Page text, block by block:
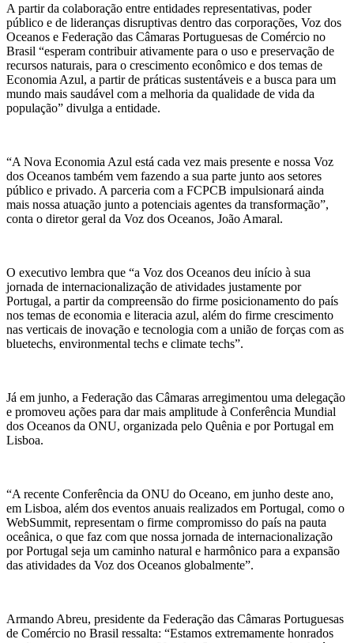
A partir da colaboração entre entidades representativas, poder
público e de lideranças disruptivas dentro das corporações, Voz dos
Oceanos e Federação das Câmaras Portuguesas de Comércio no
Brasil “esperam contribuir ativamente para o uso e preservação de
recursos naturais, para o crescimento econômico e dos temas de
Economia Azul, a partir de práticas sustentáveis e a busca para um
mundo mais saudável com a melhoria da qualidade de vida da
população” divulga a entidade.
“A Nova Economia Azul está cada vez mais presente e nossa Voz
dos Oceanos também vem fazendo a sua parte junto aos setores
público e privado. A parceria com a FCPCB impulsionará ainda
mais nossa atuação junto a potenciais agentes da transformação”,
conta o diretor geral da Voz dos Oceanos, João Amaral.
O executivo lembra que “a Voz dos Oceanos deu início à sua
jornada de internacionalização de atividades justamente por
Portugal, a partir da compreensão do firme posicionamento do país
nos temas de economia e literacia azul, além do firme crescimento
nas verticais de inovação e tecnologia com a união de forças com as
bluetechs, environmental techs e climate techs”.
Já em junho, a Federação das Câmaras arregimentou uma delegação
e promoveu ações para dar mais amplitude à Conferência Mundial
dos Oceanos da ONU, organizada pelo Quênia e por Portugal em
Lisboa.
“A recente Conferência da ONU do Oceano, em junho deste ano,
em Lisboa, além dos eventos anuais realizados em Portugal, como o
WebSummit, representam o firme compromisso do país na pauta
oceânica, o que faz com que nossa jornada de internacionalização
por Portugal seja um caminho natural e harmônico para a expansão
das atividades da Voz dos Oceanos globalmente”.
Armando Abreu, presidente da Federação das Câmaras Portuguesas
de Comércio no Brasil ressalta: “Estamos extremamente honrados